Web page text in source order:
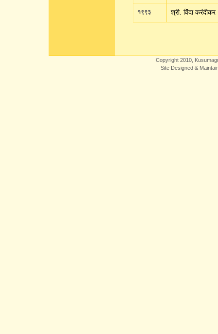
१९९३ श्री. विंदा करंदीकर
Copyright 2010,
Site Designed &